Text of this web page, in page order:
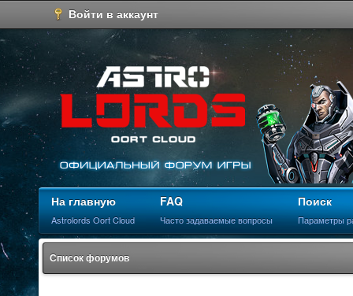
Войти в аккаунт
На главную
Astrolords Oort Cloud
FAQ
Часто задаваемые вопросы
Поиск
Параметры
Список форумов